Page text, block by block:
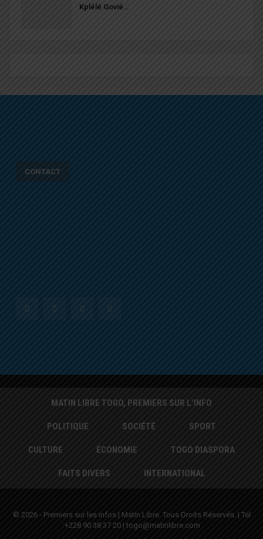
Kplélé Govié…
CONTACT
MATIN LIBRE TOGO, PREMIERS SUR L’INFO
POLITIQUE SOCIÉTÉ SPORT
CULTURE ÉCONOMIE TOGO DIASPORA
FAITS DIVERS INTERNATIONAL
© 2026 - Premiers sur les infos | Matin Libre. Tous Droits Réservés. | Tel
:+228 90 38 37 20 | togo@matinlibre.com